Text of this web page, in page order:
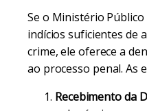
Se o Ministério
indícios suficientes de
crime, ele oferece a
ao processo penal. As
Recebimento da